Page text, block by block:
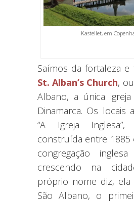
Kastellet, em
Saímos da fortaleza e
St. Alban’s Church,
Albano, a única
Dinamarca. Os locais
“A Igreja
construída entre 1885
congregação
crescendo na
próprio nome diz, ela
São Albano, o